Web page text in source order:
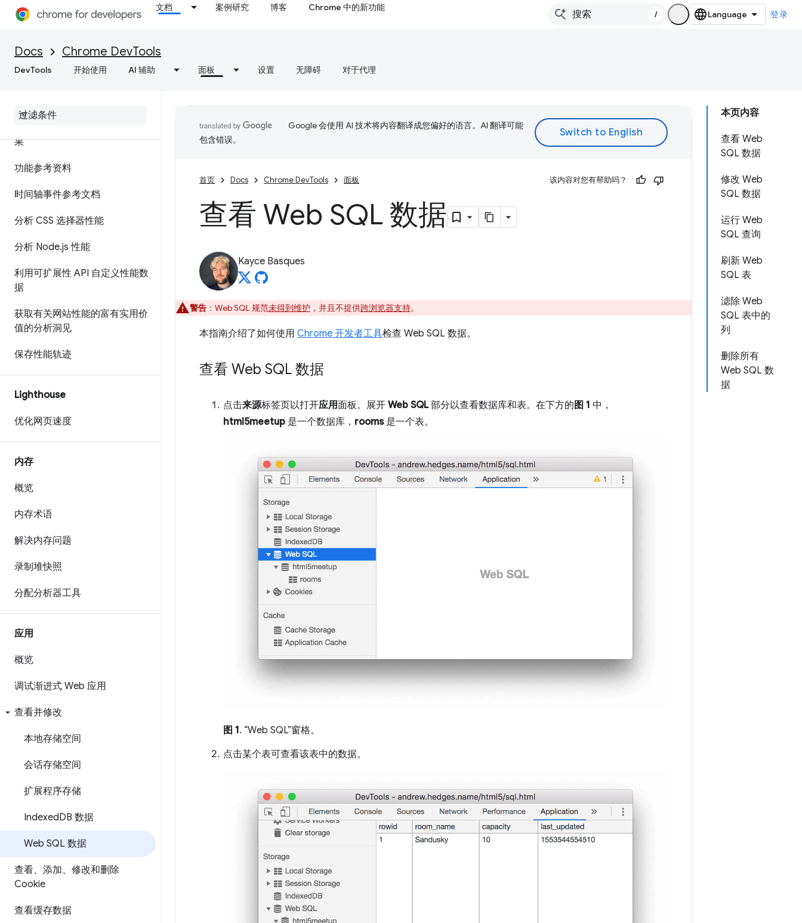
文档 案例研究 博客 Chrome 中的新功能
/ 登录
Docs Chrome DevTools
DevTools 开始使用 AI 辅助 面板 设置 无障碍 对于代理
查看网页资源
性能
概览
果
功能参考资料
时间轴事件参考文档
分析 CSS 选择器性能
分析 Node.js 性能
利用可扩展性 API 自定义性能数
据
获取有关网站性能的富有实用价
值的分析洞见
保存性能轨迹
Lighthouse
优化网页速度
内存
概览
内存术语
解决内存问题
录制堆快照
分配分析器工具
应用
概览
调试渐进式 Web 应用
查看并修改
本地存储空间
会话存储空间
扩展程序存储
IndexedDB 数据
Web SQL 数据
查看、添加、修改和删除
Cookie
查看缓存数据
本页内容
查看 Web
SQL 数据
修改 Web
SQL 数据
运行 Web
SQL 查询
刷新 Web
SQL 表
滤除 Web
SQL 表中的
列
删除所有
Web SQL 数
据
Google 会使用 AI 技术将内容翻译成您偏好的语言。AI 翻译可能
包含错误。
首页 Docs Chrome DevTools 面板 该内容对您有帮助吗？
查看 Web SQL 数据
Kayce Basques
警告 ：Web SQL 规范未得到维护 ，并且不提供跨浏览器支持。
本指南介绍了如何使用 Chrome 开发者工具检查 Web SQL 数据。
查看 Web SQL 数据
点击来源标签页以打开应用面板。展开 Web SQL部分以查看数据库和表。在下方的 图 1 中，
html5meetup 是一个数据库， rooms是一个表。
图 1. “Web SQL”窗格。
点击某个表可查看该表中的数据。